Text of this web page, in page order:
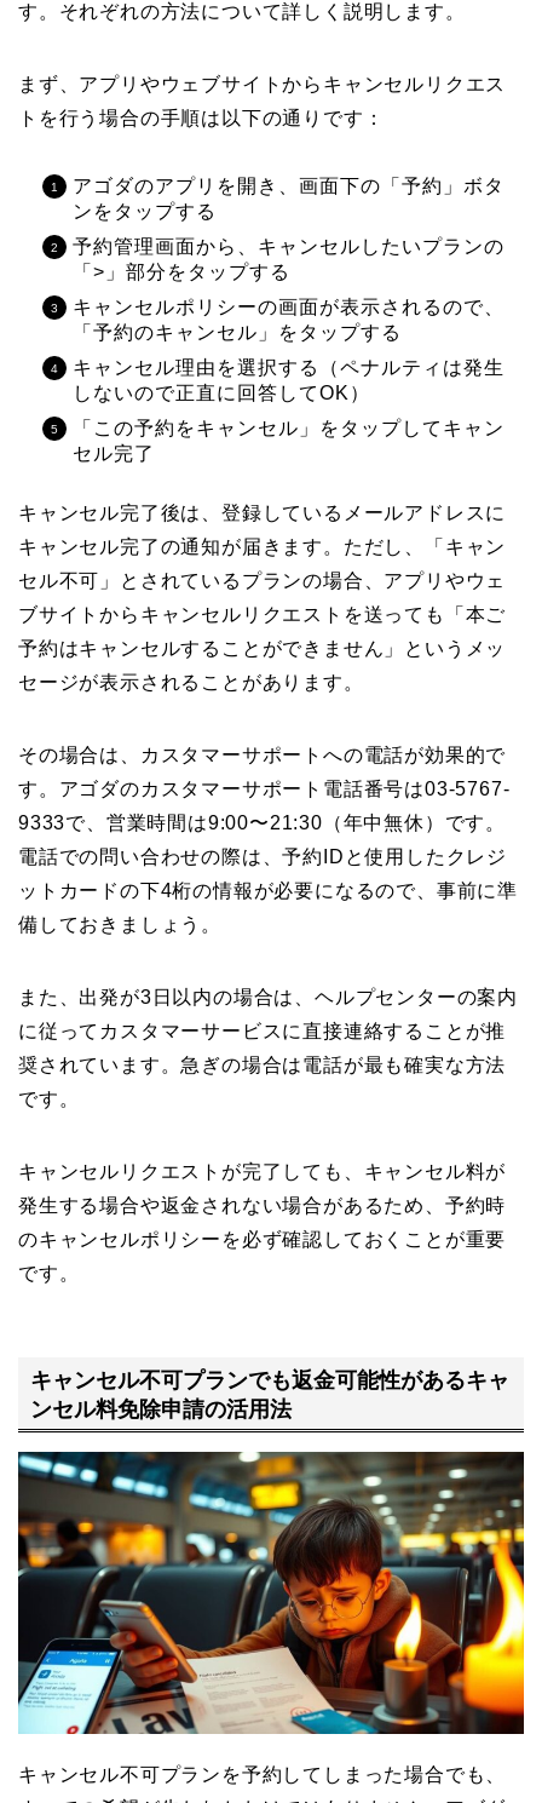
す。それぞれの方法について詳しく説明します。
まず、アプリやウェブサイトからキャンセルリクエス
トを行う場合の手順は以下の通りです：
アゴダのアプリを開き、画面下の「予約」ボタ
ンをタップする
予約管理画面から、キャンセルしたいプランの
「>」部分をタップする
キャンセルポリシーの画面が表示されるので、
「予約のキャンセル」をタップする
キャンセル理由を選択する（ペナルティは発生
しないので正直に回答してOK）
「この予約をキャンセル」をタップしてキャン
セル完了
キャンセル完了後は、登録しているメールアドレスに
キャンセル完了の通知が届きます。ただし、「キャン
セル不可」とされているプランの場合、アプリやウェ
ブサイトからキャンセルリクエストを送っても「本ご
予約はキャンセルすることができません」というメッ
セージが表示されることがあります。
その場合は、カスタマーサポートへの電話が効果的で
す。アゴダのカスタマーサポート電話番号は03-5767-
9333で、営業時間は9:00〜21:30（年中無休）です。
電話での問い合わせの際は、予約IDと使用したクレジ
ットカードの下4桁の情報が必要になるので、事前に準
備しておきましょう。
また、出発が3日以内の場合は、ヘルプセンターの案内
に従ってカスタマーサービスに直接連絡することが推
奨されています。急ぎの場合は電話が最も確実な方法
です。
キャンセルリクエストが完了しても、キャンセル料が
発生する場合や返金されない場合があるため、予約時
のキャンセルポリシーを必ず確認しておくことが重要
です。
キャンセル不可プランでも返金可能性があるキャ
ンセル料免除申請の活用法
キャンセル不可プランを予約してしまった場合でも、